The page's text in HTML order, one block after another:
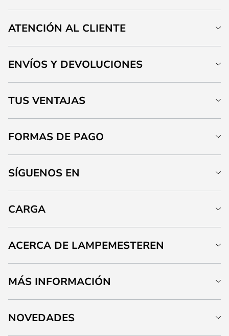
ATENCIÓN AL CLIENTE
ENVÍOS Y DEVOLUCIONES
TUS VENTAJAS
FORMAS DE PAGO
SÍGUENOS EN
CARGA
ACERCA DE LAMPEMESTEREN
MÁS INFORMACIÓN
NOVEDADES